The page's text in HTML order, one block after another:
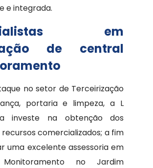
e integrada.
em
de central
no setor de Terceirização
portaria e limpeza, a L
investe na obtenção dos
comercializados; a fim
uma excelente assessoria em
no Jardim